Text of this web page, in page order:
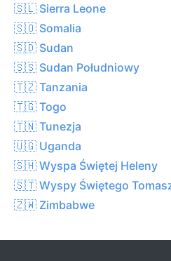
🇸🇱 Sierra Leone
🇸🇴 Somalia
🇸🇩 Sudan
🇸🇸 Sudan Południowy
🇹🇿 Tanzania
🇹🇬 Togo
🇹🇳 Tunezja
🇺🇬 Uganda
🇸🇭 Wyspa Świętej Heleny
🇸🇹 Wyspy Świętego
🇿🇼 Zimbabwe